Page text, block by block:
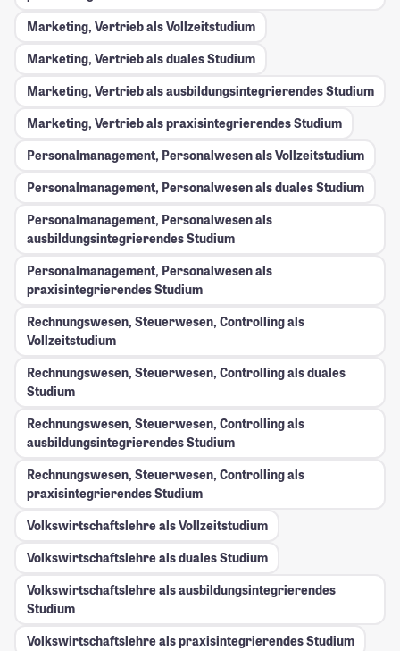
Marketing, Vertrieb als Vollzeitstudium
Marketing, Vertrieb als duales Studium
Marketing, Vertrieb als ausbildungsintegrierendes Studium
Marketing, Vertrieb als praxisintegrierendes Studium
Personalmanagement, Personalwesen als Vollzeitstudium
Personalmanagement, Personalwesen als duales Studium
Personalmanagement, Personalwesen als
ausbildungsintegrierendes Studium
Personalmanagement, Personalwesen als
praxisintegrierendes Studium
Rechnungswesen, Steuerwesen, Controlling als
Vollzeitstudium
Rechnungswesen, Steuerwesen, Controlling als duales
Studium
Rechnungswesen, Steuerwesen, Controlling als
ausbildungsintegrierendes Studium
Rechnungswesen, Steuerwesen, Controlling als
praxisintegrierendes Studium
Volkswirtschaftslehre als Vollzeitstudium
Volkswirtschaftslehre als duales Studium
Volkswirtschaftslehre als ausbildungsintegrierendes
Studium
Volkswirtschaftslehre als praxisintegrierendes Studium